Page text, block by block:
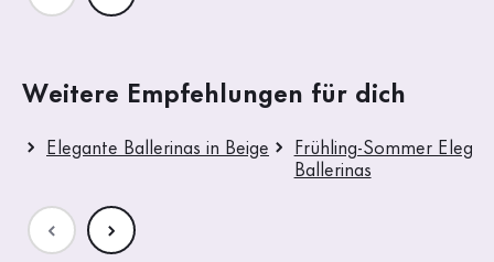
Weitere Empfehlungen für dich
Elegante Ballerinas in Beige
Frühling-Sommer
Ballerinas